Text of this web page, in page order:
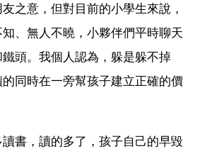
之意，但對目前的小學生來說，
、無人不曉，小夥伴們平時聊天
頭。我個人認為，躲是躲不掉
同時在一旁幫孩子建立正確的價
書，讀的多了，孩子自己的早毀